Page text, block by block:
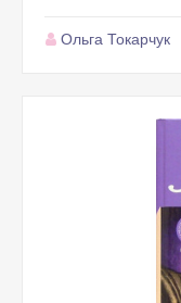
Ольга Токарчук